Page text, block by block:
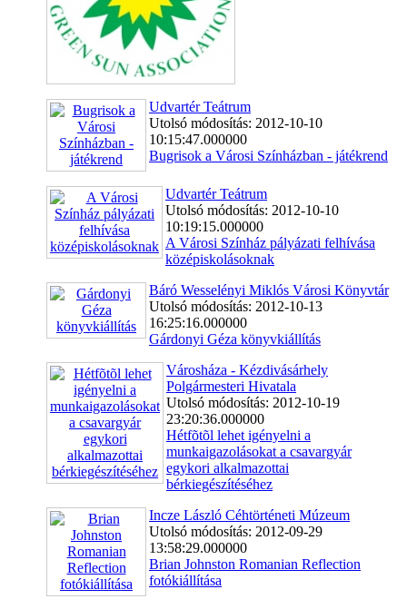
Udvartér Teátrum
Utolsó módosítás: 2012-10-10
10:15:47.000000
Bugrisok a Városi Színházban - játékrend
Udvartér Teátrum
Utolsó módosítás: 2012-10-10
10:19:15.000000
A Városi Színház pályázati felhívása
középiskolásoknak
Báró Wesselényi Miklós Városi Könyvtár
Utolsó módosítás: 2012-10-13
16:25:16.000000
Gárdonyi Géza könyvkiállítás
Városháza - Kézdivásárhely
Polgármesteri Hivatala
Utolsó módosítás: 2012-10-19
23:20:36.000000
Hétfõtõl lehet igényelni a
munkaigazolásokat a csavargyár
egykori alkalmazottai
bérkiegészítéséhez
Incze László Céhtörténeti Múzeum
Utolsó módosítás: 2012-09-29
13:58:29.000000
Brian Johnston Romanian Reflection
fotókiállítása